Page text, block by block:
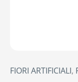
FIORI ARTIFICIALI,